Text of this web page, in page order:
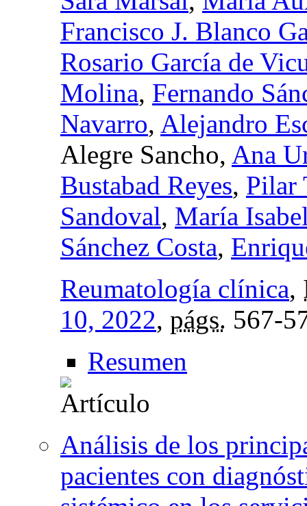
Francisco J. Blanco
Rosario García de
Molina, Fernando
Navarro, Alejandro
Alegre Sancho, Ana
Bustabad Reyes, Pilar
Sandoval, María
Sánchez Costa,
Reumatología clínica,
10, 2022, págs. 567-
Resumen
Análisis de los
pacientes con